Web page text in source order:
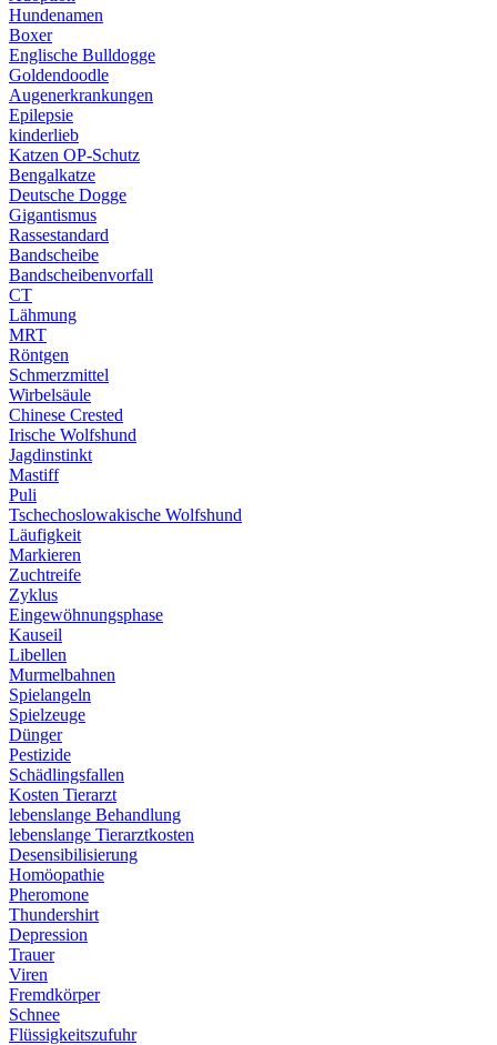
Hundenamen
Boxer
Englische Bulldogge
Goldendoodle
Augenerkrankungen
Epilepsie
kinderlieb
Katzen OP-Schutz
Bengalkatze
Deutsche Dogge
Gigantismus
Rassestandard
Bandscheibe
Bandscheibenvorfall
CT
Lähmung
MRT
Röntgen
Schmerzmittel
Wirbelsäule
Chinese Crested
Irische Wolfshund
Jagdinstinkt
Mastiff
Puli
Tschechoslowakische Wolfshund
Läufigkeit
Markieren
Zuchtreife
Zyklus
Eingewöhnungsphase
Kauseil
Libellen
Murmelbahnen
Spielangeln
Spielzeuge
Dünger
Pestizide
Schädlingsfallen
Kosten Tierarzt
lebenslange Behandlung
lebenslange Tierarztkosten
Desensibilisierung
Homöopathie
Pheromone
Thundershirt
Depression
Trauer
Viren
Fremdkörper
Schnee
Flüssigkeitszufuhr